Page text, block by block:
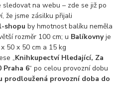
na webu – zde se již po
že jsme zásilku přijali
shopu by hmotnost balíku neměla
rozměr 100 cm; u Balíkovnyje
50 x 50 cm a 15 kg
„Knihkupectví Hledající, Za
Praha 6“ po celou provozní dobu
prodloužená provozní doba do